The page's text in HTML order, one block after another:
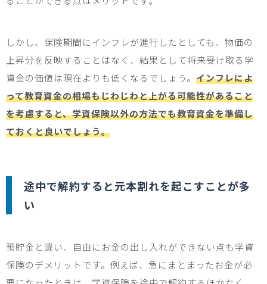
しかし、保険期間にインフレが進行したとしても、物価の
上昇分を反映することはなく、結果として将来受け取る学
資金の価値は現在よりも低くなるでしょう。 インフレによ
って教育資金の相場もじわじわと上がる可能性があること
を考慮すると、学資保険以外の方法でも教育資金を準備し
ておくと良いでしょう。
途中で解約すると元本割れを起こすことが多
い
預貯金と違い、自由にお金の出し入れができない点も学資
保険のデメリットです。例えば、急にまとまったお金が必